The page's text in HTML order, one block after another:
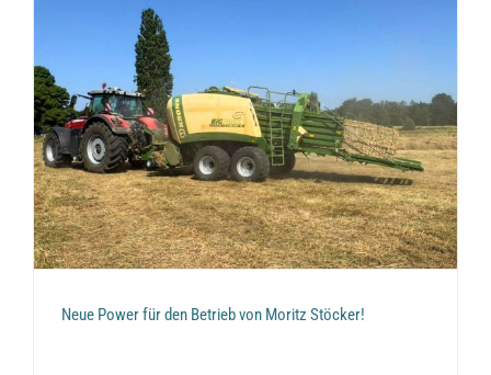
Neue Power für den Betrieb von Moritz Stöcker!